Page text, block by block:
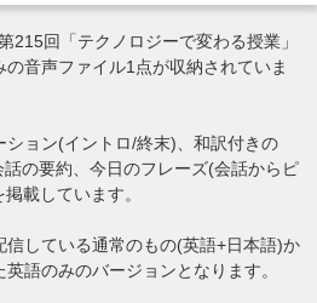
215回「テクノロジーで変わる授業」
音声ファイル1点が収納されていま
ション(イントロ/終末)、和訳付きの
の要約、今日のフレーズ(会話からピ
載しています。
している通常のもの(英語+日本語)か
語のみのバージョンとなります。